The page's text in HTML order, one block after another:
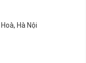
Hà Nội